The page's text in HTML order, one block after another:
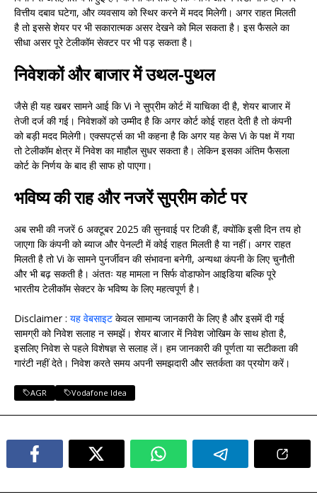
वित्तीय दबाव घटेगा, और व्यवसाय को स्थिर करने में मदद मिलेगी। अगर राहत मिलती
है तो इससे शेयर पर भी सकारात्मक असर देखने को मिल सकता है। इस फैसले का
सीधा असर पूरे टेलीकॉम सेक्टर पर भी पड़ सकता है।
निवेशकों और बाजार में उथल-पुथल
जैसे ही यह खबर सामने आई कि Vi ने सुप्रीम कोर्ट में याचिका दी है, शेयर बाजार में
तेजी दर्ज की गई। निवेशकों को उम्मीद है कि अगर कोर्ट कोई राहत देती है तो कंपनी
को बड़ी मदद मिलेगी। एक्सपर्ट्स का भी कहना है कि अगर यह केस Vi के पक्ष में गया
तो टेलीकॉम क्षेत्र में निवेश का माहौल सुधर सकता है। लेकिन इसका अंतिम फैसला
कोर्ट के निर्णय के बाद ही साफ हो पाएगा।
भविष्य की राह और नजरें सुप्रीम कोर्ट पर
अब सभी की नजरें 6 अक्टूबर 2025 की सुनवाई पर टिकी हैं, क्योंकि इसी दिन तय हो
जाएगा कि कंपनी को ब्याज और पेनल्टी में कोई राहत मिलती है या नहीं। अगर राहत
मिलती है तो Vi के सामने पुनर्जीवन की संभावना बनेगी, अन्यथा कंपनी के लिए चुनौती
और भी बढ़ सकती है। अंततः यह मामला न सिर्फ वोडाफोन आइडिया बल्कि पूरे
भारतीय टेलीकॉम सेक्टर के भविष्य के लिए महत्वपूर्ण है।
Disclaimer : यह वेबसाइट केवल सामान्य जानकारी के लिए है और इसमें दी गई
सामग्री को निवेश सलाह न समझें। शेयर बाजार में निवेश जोखिम के साथ होता है,
इसलिए निवेश से पहले विशेषज्ञ से सलाह लें। हम जानकारी की पूर्णता या सटीकता की
गारंटी नहीं देते। निवेश करते समय अपनी समझदारी और सतर्कता का प्रयोग करें।
AGR Vodafone Idea